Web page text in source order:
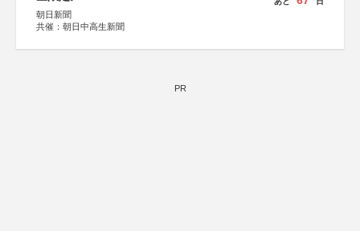
朝日新聞
共催：朝日中高生新聞
PR